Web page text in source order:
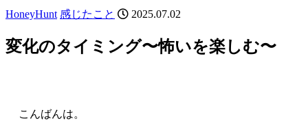
HoneyHunt 感じたこと 2025.07.02
変化のタイミング〜怖いを楽しむ〜
こんばんは。